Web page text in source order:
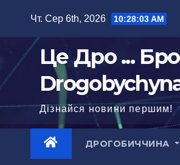
Чт. Сер 6th, 2026 10:28:04 AM
Це Дро ...
Дізнайся новини першим!
ДРОГОБИЧЧИНА